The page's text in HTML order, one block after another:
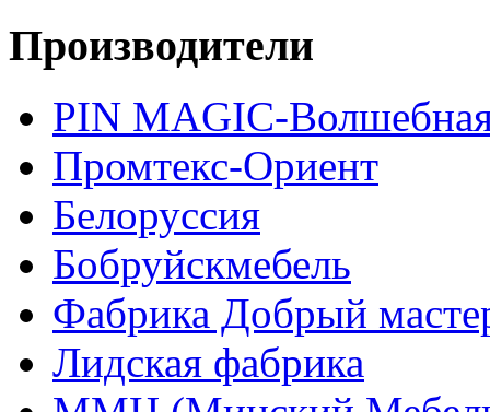
Производители
PIN MAGIС-
Промтекс-Ориент
Белоруссия
Бобруйскмебель
Фабрика Добрый
Лидская фабрика